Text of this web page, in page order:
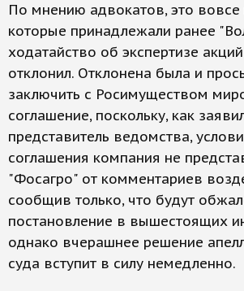
По мнению адвокатов, это вовсе
которые принадлежали ранее
ходатайство об экспертизе
отклонил. Отклонена была и
заключить с Росимуществом
соглашение, поскольку, как
представитель ведомства,
соглашения компания не
"Фосагро" от комментариев
сообщив только, что будут
постановление в вышестоящих
однако вчерашнее решение
суда вступит в силу немедленно.